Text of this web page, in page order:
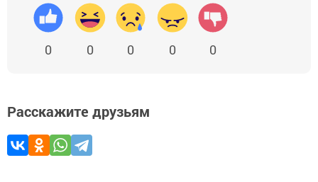
0 0 0 0 0
Расскажите друзьям